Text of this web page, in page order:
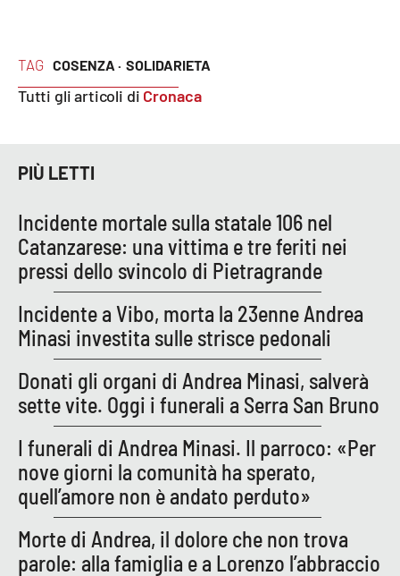
Laconair.it
Lacapitalenews.it
Ilreggino.it
Cosenzachannel.it
Ilvibonese.it
Catanzarochannel.it
APP
Android
Apple
TAG COSENZA · SOLIDARIETA
Tutti gli articoli di Cronaca
PIÙ LETTI
Incidente mortale sulla statale 106 nel
Catanzarese: una vittima e tre feriti nei
pressi dello svincolo di Pietragrande
Incidente a Vibo, morta la 23enne Andrea
Minasi investita sulle strisce pedonali
Donati gli organi di Andrea Minasi, salverà
sette vite. Oggi i funerali a Serra San Bruno
I funerali di Andrea Minasi. Il parroco: «Per
nove giorni la comunità ha sperato,
quell’amore non è andato perduto»
Morte di Andrea, il dolore che non trova
parole: alla famiglia e a Lorenzo l’abbraccio